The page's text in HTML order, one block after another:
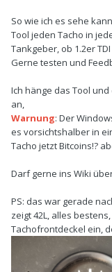
So wie ich es sehe
Tool jeden Tacho in
Tankgeber, ob 1.2er
Gerne testen und
Ich hänge das Tool
an,
Warnung: Der
es vorsichtshalber in
Tacho jetzt Bitcoins!?
Darf gerne ins Wiki
PS: das war gerade
zeigt 42L, alles
Tachofrontdeckel ein,